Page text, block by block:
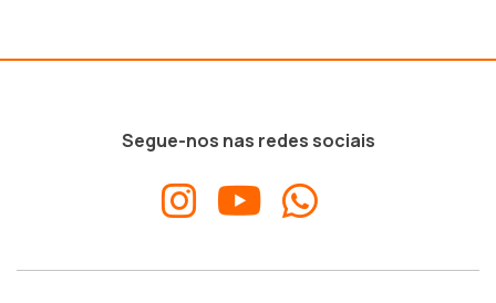
Segue-nos nas redes sociais